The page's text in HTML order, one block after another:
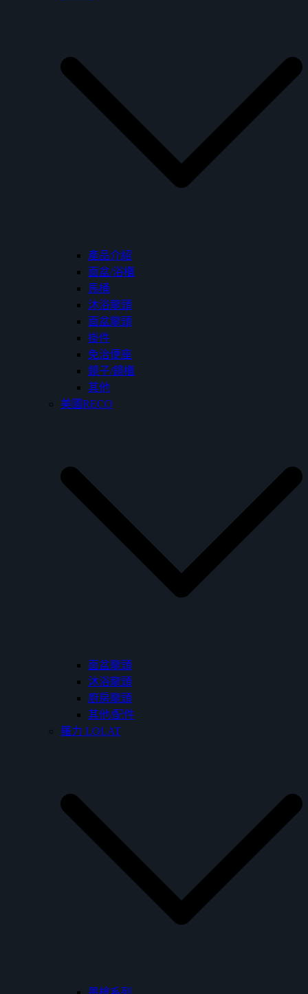
產品介紹
面盆/浴櫃
馬桶
沐浴龍頭
面盆龍頭
掛件
免治便座
鏡子/鏡櫃
其他
美國RECO
面盆龍頭
沐浴龍頭
廚房龍頭
其他/配件
羅力 LOLAT